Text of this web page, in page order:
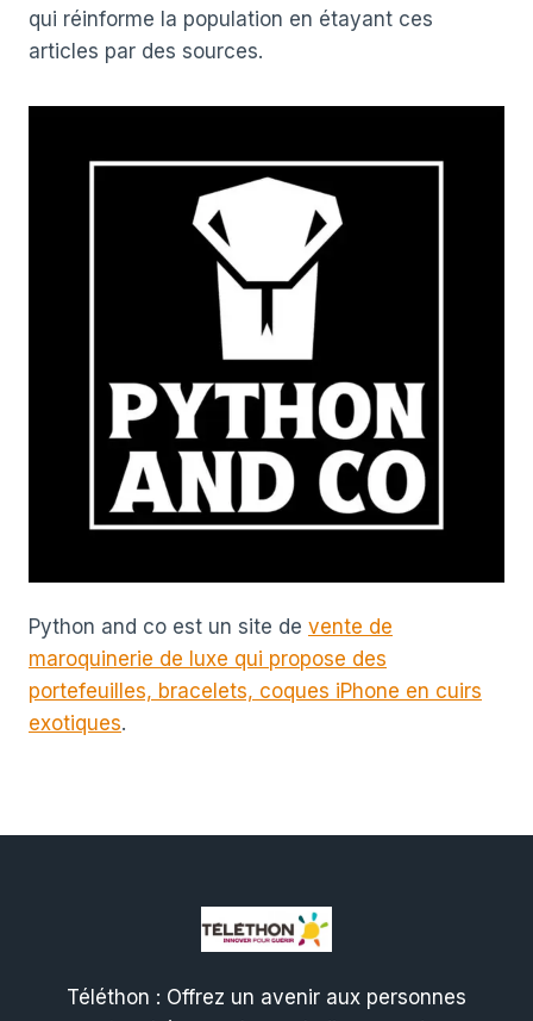
qui réinforme la population en étayant ces
articles par des sources.
Python and co est un site de vente de
maroquinerie de luxe qui propose des
portefeuilles, bracelets, coques iPhone en cuirs
exotiques.
Téléthon : Offrez un avenir aux personnes